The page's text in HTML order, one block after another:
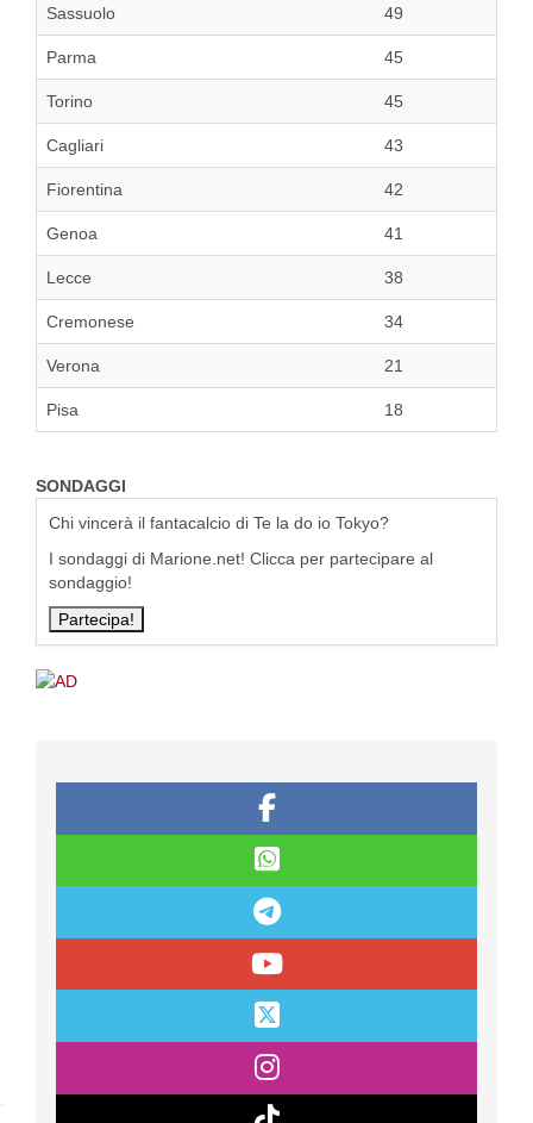
Sassuolo 49
Parma 45
Torino 45
Cagliari 43
Fiorentina 42
Genoa 41
Lecce 38
Cremonese 34
Verona 21
Pisa 18
SONDAGGI
Chi vincerà il fantacalcio di Te la do io Tokyo?
I sondaggi di Marione.net! Clicca per partecipare al
sondaggio!